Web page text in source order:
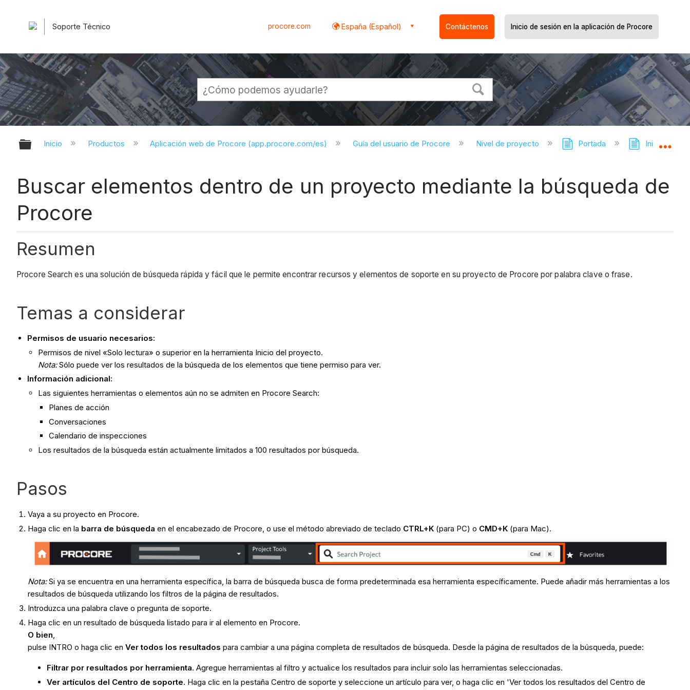
Soporte Técnico procore.com España (Español) Contáctenos Inicio de sesión en la aplicación de Procore
Expandir/contraer jerarquía global
Inicio Productos Aplicación web de Procore (app.procore.com/es) Guía del usuario de Procore Nivel de proyecto Portada Inicio -
Buscar elementos dentro de un proyecto mediante la búsqueda de
Procore
Resumen
Procore Search es una solución de búsqueda rápida y fácil que le permite encontrar recursos y elementos de soporte en su proyecto de Procore por palabra clave o frase.
Temas a considerar
Permisos de usuario necesarios:
Permisos de nivel «Solo lectura» o superior en la herramienta Inicio del proyecto.
Nota:Sólo puede ver los resultados de la búsqueda de los elementos que tiene permiso para ver.
Información adicional:
Las siguientes herramientas o elementos aún no se admiten en Procore Search:
Planes de acción
Conversaciones
Calendario de inspecciones
Los resultados de la búsqueda están actualmente limitados a 100 resultados por búsqueda.
Pasos
Vaya a su proyecto en Procore.
Haga clic en la barra de búsquedaen el encabezado de Procore, o use el método abreviado de teclado CTRL+K (para PC) o CMD+K (para Mac).
Nota:Si ya se encuentra en una herramienta específica, la barra de búsqueda busca de forma predeterminada esa herramienta específicamente. Puede añadir más herramientas a los
resultados de búsqueda utilizando los filtros de la página de resultados.
Introduzca una palabra clave o pregunta de soporte.
Haga clic en un resultado de búsqueda listado para ir al elemento en Procore.
O bien,
pulse INTRO o haga clic enVer todos los resultados para cambiar a una página completa de resultados de búsqueda. Desde la página de resultados de la búsqueda, puede:
Filtrar por resultados por herramienta. Agregue herramientas al filtro y actualice los resultados para incluir solo las herramientas seleccionadas.
Ver artículos del Centro de soporte. Haga clic en la pestaña Centro de soporte y seleccione un artículo para ver, o haga clic en 'Ver todos los resultados del Centro de